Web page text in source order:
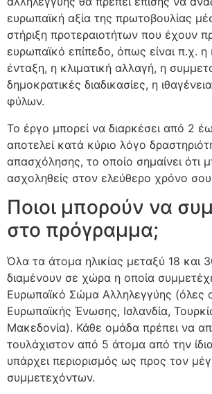
ευρωπαϊκή αξία της πρωτοβουλίας
στήριξη προτεραιοτήτων που έχουν
ευρωπαϊκό επίπεδο, όπως είναι π.χ. η
ένταξη, η κλιματική αλλαγή, η
δημοκρατικές διαδικασίες, η
φύλων.
Το έργο μπορεί να διαρκέσει από 2
αποτελεί κατά κύριο λόγο
απασχόλησης, το οποίο σημαίνει ότι
ασχοληθείς στον ελεύθερο χρόνο
Ποιοι μπορούν να
στο πρόγραμμα;
Όλα τα άτομα ηλικίας μεταξύ 18 και
διαμένουν σε χώρα η οποία
Ευρωπαϊκό Σώμα Αλληλεγγύης (όλες
Ευρωπαϊκής Ένωσης, Ισλανδία,
Μακεδονία). Κάθε ομάδα πρέπει να
τουλάχιστον από 5 άτομα από την
υπάρχει περιορισμός ως προς τον
συμμετεχόντων.